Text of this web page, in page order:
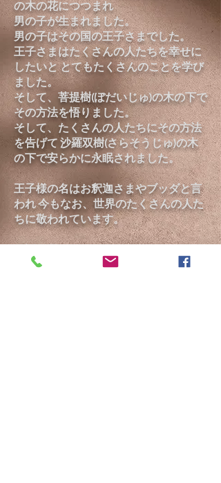
の木の花につつまれ
男の子が生まれました。
男の子はその国の王子さまでした。
王子さまはたくさんの人たちを幸せに
したいととてもたくさんのことを学び
ました。
そして、菩提樹(ぼだいじゅ)の木の下で
その方法を悟りました。
そして、たくさんの人たちにその方法
を告げて 沙羅双樹(さらそうじゅ)の木
の下で安らかに永眠されました。
王子様の名はお釈迦さまやブッダと言
われ今もなお、世界のたくさんの人た
ちに敬われています。
ちは広くたくさんの方々の
心や体の憂